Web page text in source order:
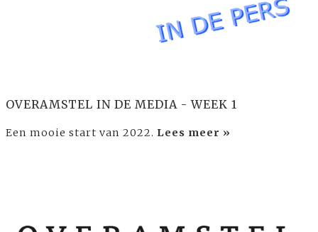
OVERAMSTEL IN DE MEDIA - WEEK 1
Een mooie start van 2022. Lees meer »